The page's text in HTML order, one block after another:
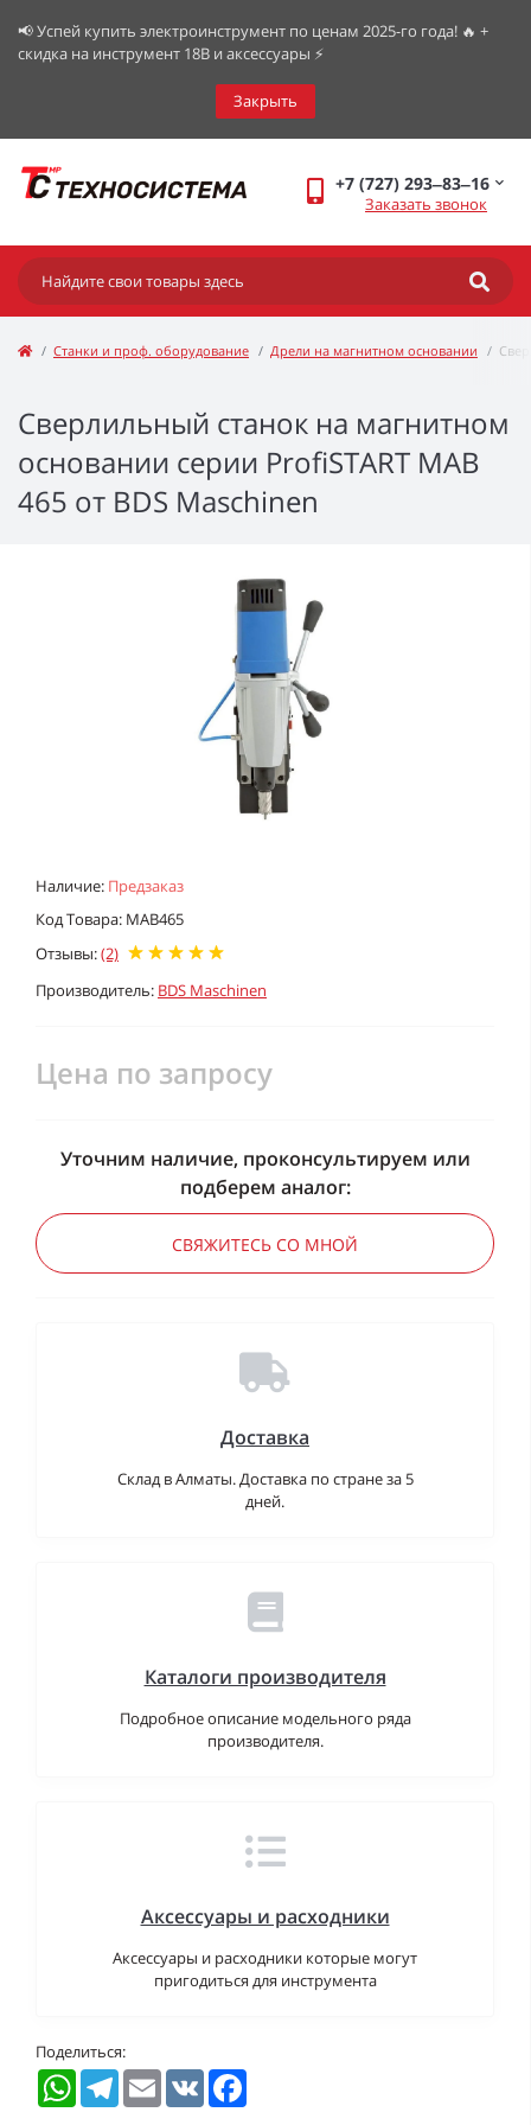
📢 Успей купить электроинструмент по ценам 2025-го года! 🔥 +
скидка на инструмент 18В и аксессуары ⚡️
Закрыть
+7 (727) 293‒83‒16
Заказать звонок
Станки и проф. оборудование Дрели на магнитном основании
Сверлильный станок на магнитном
основании серии ProfiSTART MAB
465 от BDS Maschinen
Наличие: Предзаказ
Код Товара: MAB465
Отзывы:(2)
Производитель: BDS Maschinen
Цена по запросу
Уточним наличие, проконсультируем или
подберем аналог:
СВЯЖИТЕСЬ СО МНОЙ
Доставка
Склад в Алматы. Доставка по стране за 5
дней.
Каталоги производителя
Подробное описание модельного ряда
производителя.
Аксессуары и расходники
Аксессуары и расходники которые могут
пригодиться для инструмента
Поделиться:
WhatsAppTelegramEmail VK